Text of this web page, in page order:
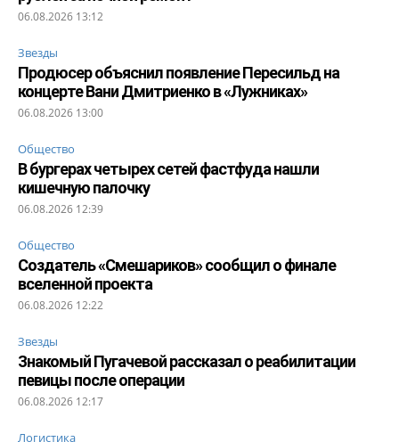
06.08.2026 13:12
Звезды
Продюсер объяснил появление Пересильд на
концерте Вани Дмитриенко в «Лужниках»
06.08.2026 13:00
Общество
В бургерах четырех сетей фастфуда нашли
кишечную палочку
06.08.2026 12:39
Общество
Создатель «Смешариков» сообщил о финале
вселенной проекта
06.08.2026 12:22
Звезды
Знакомый Пугачевой рассказал о реабилитации
певицы после операции
06.08.2026 12:17
Логистика